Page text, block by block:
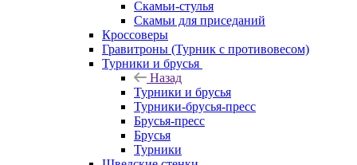
Скамьи-стулья
Скамьи для приседаний
Кроссоверы
Гравитроны (Турник с противовесом)
Турники и брусья
Назад
Турники и брусья
Турники-брусья-пресс
Брусья-пресс
Брусья
Турники